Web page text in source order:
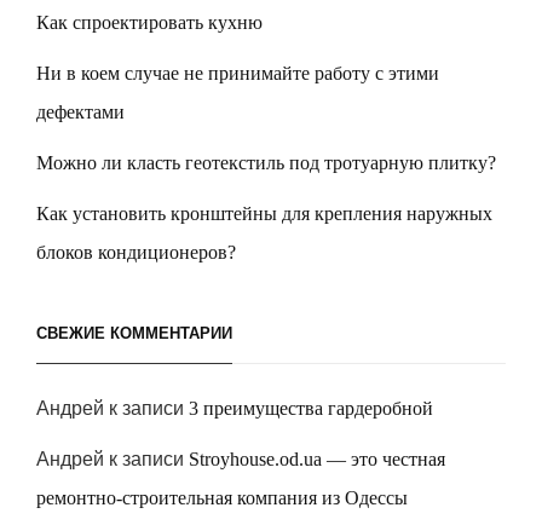
Как спроектировать кухню
Ни в коем случае не принимайте работу с этими
дефектами
Можно ли класть геотекстиль под тротуарную плитку?
Как установить кронштейны для крепления наружных
блоков кондиционеров?
СВЕЖИЕ КОММЕНТАРИИ
Андрей к записи 3 преимущества гардеробной
Андрей к записи Stroyhouse.od.ua — это честная
ремонтно-строительная компания из Одессы